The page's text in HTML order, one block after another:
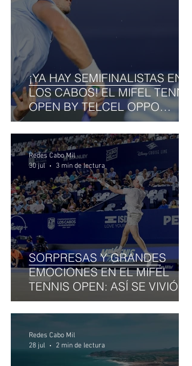
¡YA HAY SEMIFINALISTAS EN
LOS CABOS! EL MIFEL TENNIS
OPEN BY TELCEL OPPO
ENTRA EN SU RECTA FINAL
SORPRESAS Y GRANDES
EMOCIONES EN EL MIFEL
TENNIS OPEN: ASÍ SE VIVIÓ EL
MIÉRCOLES EN LOS CABOS
Redes Cabo Mil
30 jul
3 min de lectura
Redes Cabo Mil
28 jul
2 min de lectura